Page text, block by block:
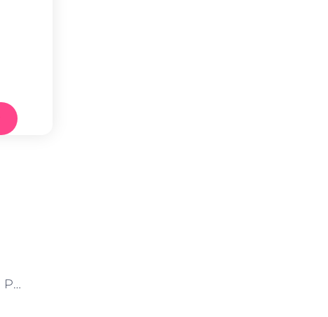
Comment peindre des portraits à Paris